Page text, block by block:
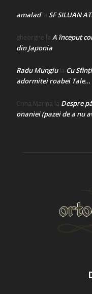
amaladla SF SILUAN
gheorghe la A început
din Japonia
Radu Mungiula Cu
adormitei roabei Tale…
Crina Marina la Despre
onaniei (pazei de a nu